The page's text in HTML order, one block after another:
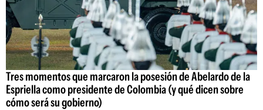
Tres momentos que marcaron la posesión de Abelardo de la
Espriella como presidente de Colombia (y qué dicen sobre
cómo será su gobierno)